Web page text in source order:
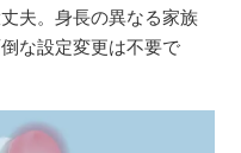
夫。身長の異なる家族
な設定変更は不要で